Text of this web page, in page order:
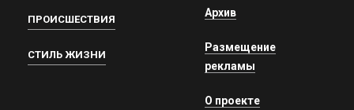
ПРОИСШЕСТВИЯ
СТИЛЬ ЖИЗНИ
Архив
Размещение
рекламы
О проекте